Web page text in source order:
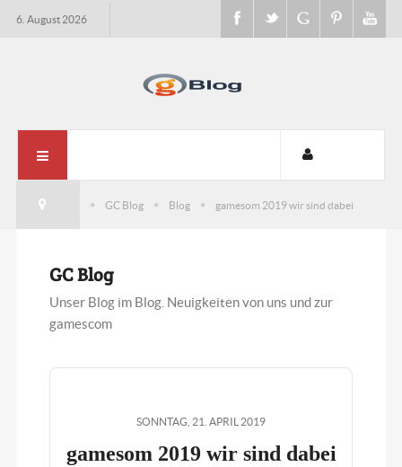
6. August 2026
GC Blog Blog gamesom 2019 wir sind dabei
GC Blog
Unser Blog im Blog. Neuigkeiten von uns und zur
gamescom
SONNTAG, 21. APRIL 2019
gamesom 2019 wir sind dabei